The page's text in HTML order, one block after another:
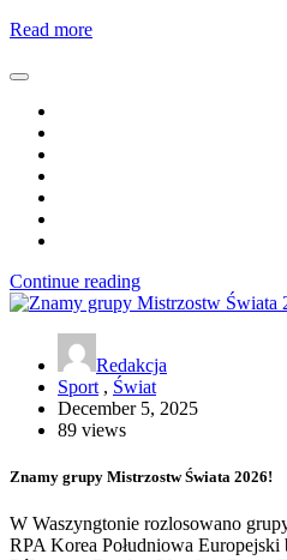
Read more
Continue reading
Redakcja
Sport , Świat
December 5, 2025
89 views
Znamy grupy Mistrzostw Świata 2026!
W Waszyngtonie rozlosowano
RPA Korea Południowa